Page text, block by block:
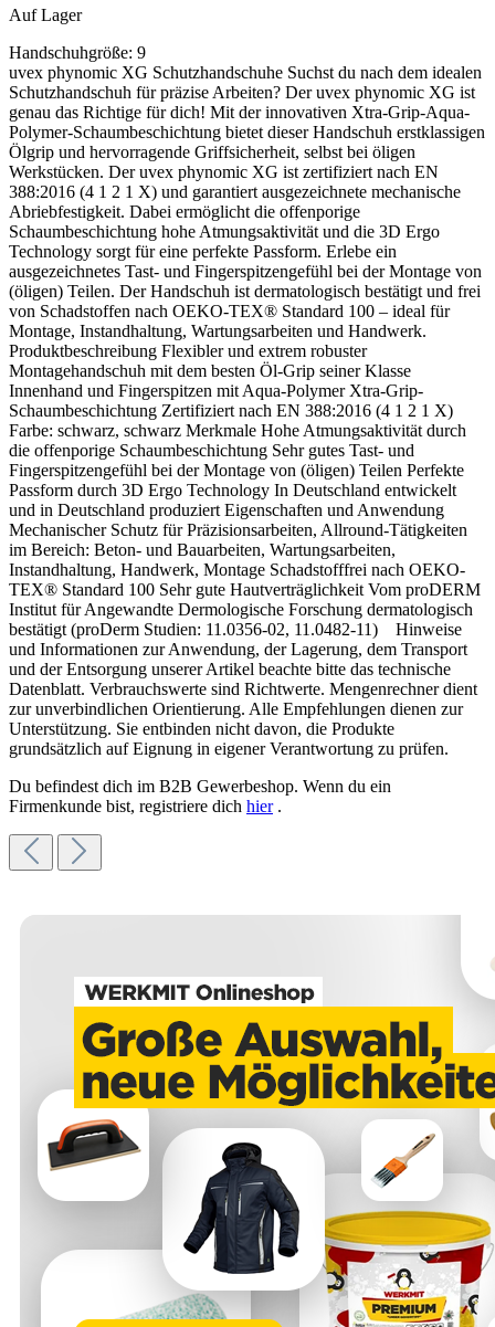
Auf Lager
Handschuhgröße: 9
uvex phynomic XG Schutzhandschuhe Suchst du nach dem idealen
Schutzhandschuh für präzise Arbeiten? Der uvex phynomic XG ist
genau das Richtige für dich! Mit der innovativen Xtra-Grip-Aqua-
Polymer-Schaumbeschichtung bietet dieser Handschuh erstklassigen
Ölgrip und hervorragende Griffsicherheit, selbst bei öligen
Werkstücken. Der uvex phynomic XG ist zertifiziert nach EN
388:2016 (4 1 2 1 X) und garantiert ausgezeichnete mechanische
Abriebfestigkeit. Dabei ermöglicht die offenporige
Schaumbeschichtung hohe Atmungsaktivität und die 3D Ergo
Technology sorgt für eine perfekte Passform. Erlebe ein
ausgezeichnetes Tast- und Fingerspitzengefühl bei der Montage von
(öligen) Teilen. Der Handschuh ist dermatologisch bestätigt und frei
von Schadstoffen nach OEKO-TEX® Standard 100 – ideal für
Montage, Instandhaltung, Wartungsarbeiten und Handwerk.
Produktbeschreibung Flexibler und extrem robuster
Montagehandschuh mit dem besten Öl-Grip seiner Klasse
Innenhand und Fingerspitzen mit Aqua-Polymer Xtra-Grip-
Schaumbeschichtung Zertifiziert nach EN 388:2016 (4 1 2 1 X)
Farbe: schwarz, schwarz Merkmale Hohe Atmungsaktivität durch
die offenporige Schaumbeschichtung Sehr gutes Tast- und
Fingerspitzengefühl bei der Montage von (öligen) Teilen Perfekte
Passform durch 3D Ergo Technology In Deutschland entwickelt
und in Deutschland produziert Eigenschaften und Anwendung
Mechanischer Schutz für Präzisionsarbeiten, Allround-Tätigkeiten
im Bereich: Beton- und Bauarbeiten, Wartungsarbeiten,
Instandhaltung, Handwerk, Montage Schadstofffrei nach OEKO-
TEX® Standard 100 Sehr gute Hautverträglichkeit Vom proDERM
Institut für Angewandte Dermologische Forschung dermatologisch
bestätigt (proDerm Studien: 11.0356-02, 11.0482-11) Hinweise
und Informationen zur Anwendung, der Lagerung, dem Transport
und der Entsorgung unserer Artikel beachte bitte das technische
Datenblatt. Verbrauchswerte sind Richtwerte. Mengenrechner dient
zur unverbindlichen Orientierung. Alle Empfehlungen dienen zur
Unterstützung. Sie entbinden nicht davon, die Produkte
grundsätzlich auf Eignung in eigener Verantwortung zu prüfen.
Du befindest dich im B2B Gewerbeshop. Wenn du ein
Firmenkunde bist, registriere dich hier.